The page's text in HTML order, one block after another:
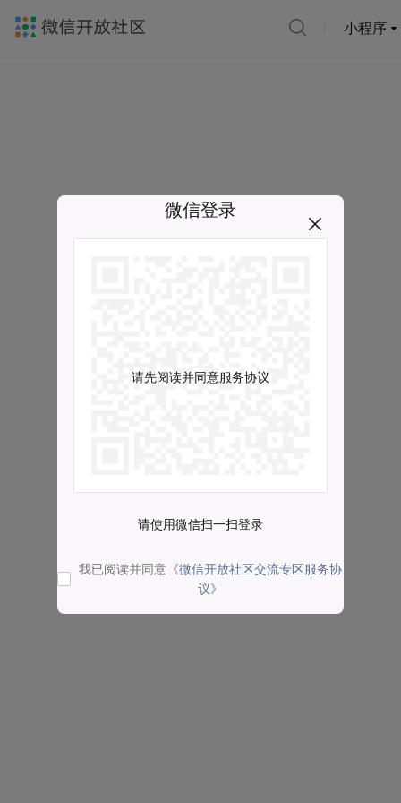
小程序
微信登录
请先阅读并同意服务协议
请使用微信扫一扫登录
我已阅读并同意 《微信开放社区交流专区服务协
议》